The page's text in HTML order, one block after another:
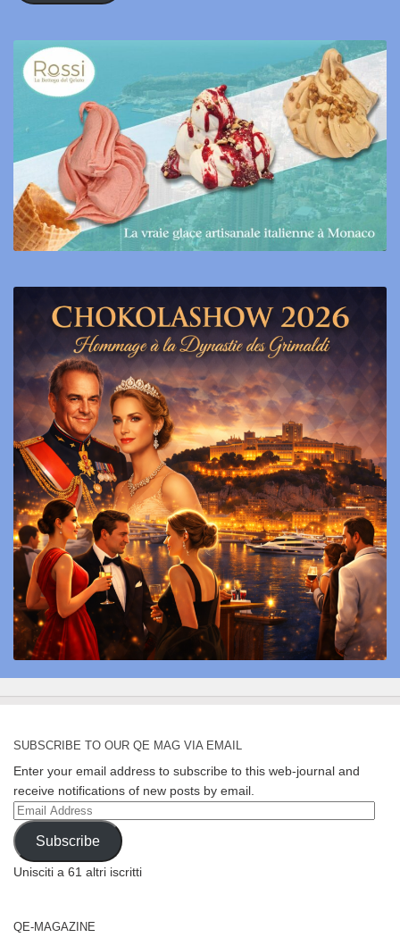
SUBSCRIBE TO OUR QE MAG VIA EMAIL
Enter your email address to subscribe to this web-journal and
receive notifications of new posts by email.
Email
Address
Subscribe
Unisciti a 61 altri iscritti
QE-MAGAZINE